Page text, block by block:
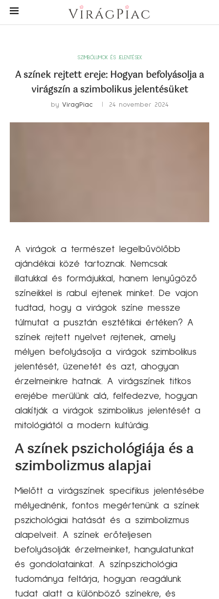
SZIMBÓLUMOK ÉS JELENTÉSEK
A színek rejtett ereje: Hogyan befolyásolja a
virágszín a szimbolikus jelentésüket
by ViragPiac 24 november 2024
A virágok a természet legelbűvölőbb
ajándékai közé tartoznak. Nemcsak
illatukkal és formájukkal, hanem lenyűgöző
színeikkel is rabul ejtenek minket. De vajon
tudtad, hogy a virágok színe messze
túlmutat a pusztán esztétikai értéken? A
színek rejtett nyelvet rejtenek, amely
mélyen befolyásolja a virágok szimbolikus
jelentését, üzenetét és azt, ahogyan
érzelmeinkre hatnak. A virágszínek titkos
erejébe merülünk alá, felfedezve, hogyan
alakítják a virágok szimbolikus jelentését a
mitológiától a modern kultúráig.
A színek pszichológiája és a
szimbolizmus alapjai
Mielőtt a virágszínek specifikus jelentésébe
mélyednénk, fontos megértenünk a színek
pszichológiai hatását és a szimbolizmus
alapelveit. A színek erőteljesen
befolyásolják érzelmeinket, hangulatunkat
és gondolatainkat. A színpszichológia
tudománya feltárja, hogyan reagálunk
tudat alatt a különböző színekre, és